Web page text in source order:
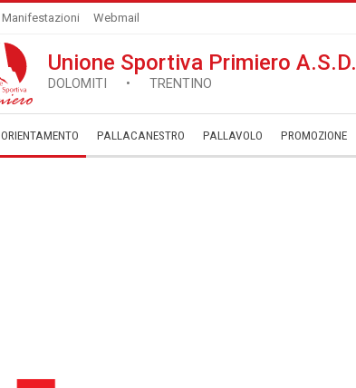
Manifestazioni Webmail
Unione Sportiva Primiero A.S.D.
DOLOMITI • TRENTINO
ORIENTAMENTO PALLACANESTRO PALLAVOLO ­PROMOZIONE